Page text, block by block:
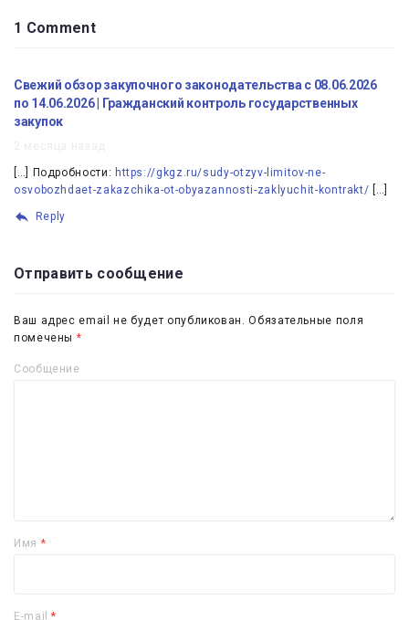
1 Comment
Свежий обзор закупочного законодательства с 08.06.2026
по 14.06.2026 | Гражданский контроль государственных
закупок
[…] Подробности: https://gkgz.ru/sudy-otzyv-limitov-ne-
osvobozhdaet-zakazchika-ot-obyazannosti-zaklyuchit-kontrakt/
Reply
Отправить сообщение
Ваш адрес email не будет опубликован.
Обязательные поля
помечены *
Сообщение
Имя *
E-mail*